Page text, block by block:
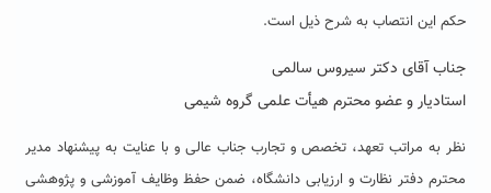
حکم این انتصاب به شرح ذیل است.
جناب آقای دکتر سیروس سالمی
استادیار و عضو محترم هیأت علمی گروه شیمی
نظر به مراتب تعهد، تخصص و تجارب جناب عالی و با عنایت به پیشنهاد مدیر
محترم دفتر نظارت و ارزیابی دانشگاه، ضمن حفظ وظایف آموزشی و پژوهشی